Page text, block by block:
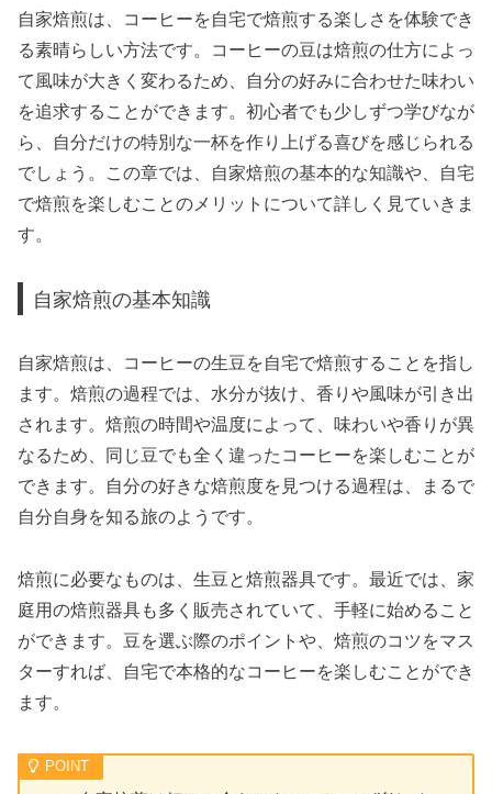
自家焙煎は、コーヒーを自宅で焙煎する楽しさを体験でき
る素晴らしい方法です。コーヒーの豆は焙煎の仕方によっ
て風味が大きく変わるため、自分の好みに合わせた味わい
を追求することができます。初心者でも少しずつ学びなが
ら、自分だけの特別な一杯を作り上げる喜びを感じられる
でしょう。この章では、自家焙煎の基本的な知識や、自宅
で焙煎を楽しむことのメリットについて詳しく見ていきま
す。
自家焙煎の基本知識
自家焙煎は、コーヒーの生豆を自宅で焙煎することを指し
ます。焙煎の過程では、水分が抜け、香りや風味が引き出
されます。焙煎の時間や温度によって、味わいや香りが異
なるため、同じ豆でも全く違ったコーヒーを楽しむことが
できます。自分の好きな焙煎度を見つける過程は、まるで
自分自身を知る旅のようです。
焙煎に必要なものは、生豆と焙煎器具です。最近では、家
庭用の焙煎器具も多く販売されていて、手軽に始めること
ができます。豆を選ぶ際のポイントや、焙煎のコツをマス
ターすれば、自宅で本格的なコーヒーを楽しむことができ
ます。